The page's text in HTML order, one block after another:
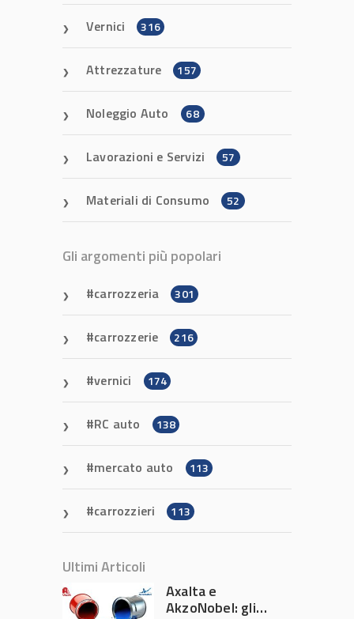
Vernici 316
Attrezzature 157
Noleggio Auto 68
Lavorazioni e Servizi 57
Materiali di Consumo 52
Gli argomenti più popolari
carrozzeria 301
carrozzerie 216
vernici 174
RC auto 138
mercato auto 113
carrozzieri 113
Ultimi Articoli
Axalta e
AkzoNobel: gli